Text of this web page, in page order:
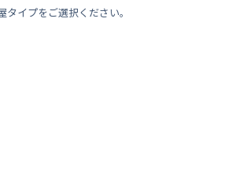
イプをご選択ください。